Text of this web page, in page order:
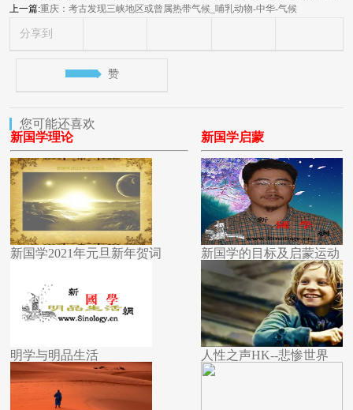
上一篇:重庆：考古发现三峡地区或曾属热带气候_哺乳动物-中华-气候
分享到
赞
您可能还喜欢
新国学理论
新国学2021年元旦新年贺词
明学与明品生活
新国学启蒙
新国学的目标及启蒙运动
人性之声HK--悲惨世界